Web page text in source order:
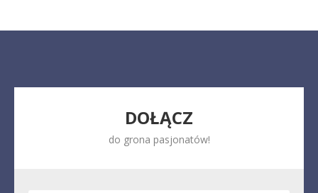
DOŁĄCZ
do grona pasjonatów!